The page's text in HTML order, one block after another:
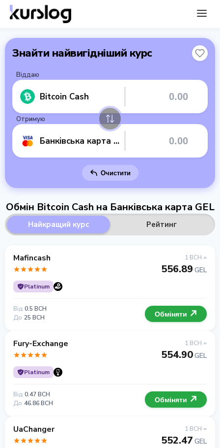
Знайти найвигідніший курс
Віддаю
Bitcoin Cash
Отримую
Банківська карта GEL
Очистити
Обмін Bitcoin Cash на Банківська карта GEL
Найкращий курс Рейтинг
Mafincash
Platinum
1 BCH =
556.89 GEL
Від 0.5 BCH
До 25 BCH Обміняти
Fury-Exchange
Platinum
1 BCH =
554.90GEL
Від 0.47 BCH
До 46.86 BCH Обміняти
UaChanger 1 BCH =
552.47 GEL